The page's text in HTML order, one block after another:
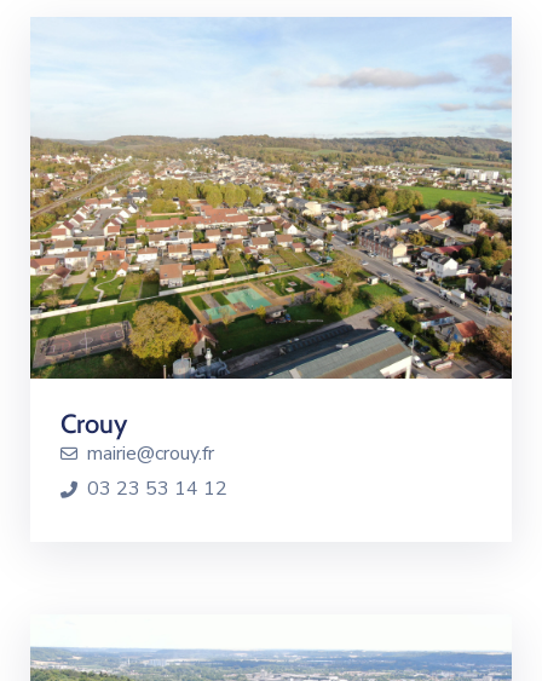
Crouy
mairie@crouy.fr
03 23 53 14 12